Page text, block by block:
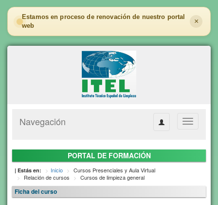
Estamos en proceso de renovación de nuestro portal
web
×
Toggle
Navegación
PORTAL DE FORMACIÓN
| Estás en: Inicio
Cursos Presenciales y Aula Virtual
Relación de cursos
Cursos de limpieza general
Ficha del curso